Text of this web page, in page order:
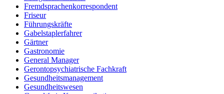
Fremdsprachenkorrespondent
Friseur
Führungskräfte
Gabelstaplerfahrer
Gärtner
Gastronomie
General Manager
Gerontopsychiatrische Fachkraft
Gesundheitsmanagement
Gesundheitswesen